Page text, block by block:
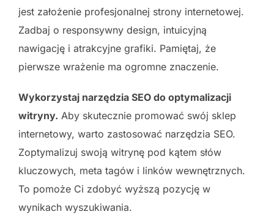
jest założenie profesjonalnej strony internetowej.
Zadbaj o responsywny design, intuicyjną
nawigację i atrakcyjne grafiki. Pamiętaj, że
pierwsze wrażenie ma ogromne znaczenie.
Wykorzystaj narzędzia SEO do optymalizacji
witryny. Aby skutecznie promować swój sklep
internetowy, warto zastosować narzędzia SEO.
Zoptymalizuj swoją witrynę pod kątem słów
kluczowych, meta tagów i linków wewnętrznych.
To pomoże Ci zdobyć wyższą pozycję w
wynikach wyszukiwania.